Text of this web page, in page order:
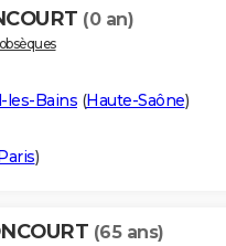
(0 an)
les-Bains (Haute-Saône)
)
(65 ans)